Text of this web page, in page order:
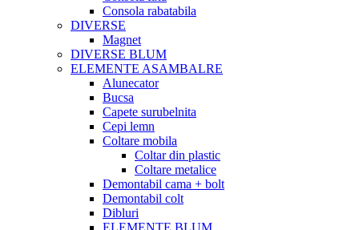
Consola rabatabila
DIVERSE
Magnet
DIVERSE BLUM
ELEMENTE ASAMBALRE
Alunecator
Bucsa
Capete surubelnita
Cepi lemn
Coltare mobila
Coltar din plastic
Coltare metalice
Demontabil cama + bolt
Demontabil colt
Dibluri
ELEMENTE BLUM